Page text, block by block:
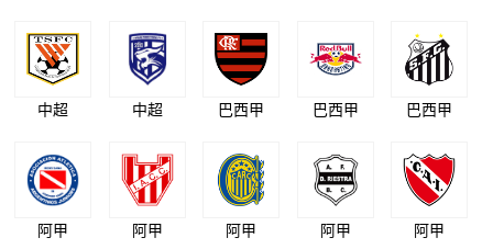
中超 中超 巴西甲 巴西甲 巴西甲
阿甲 阿甲 阿甲 阿甲 阿甲